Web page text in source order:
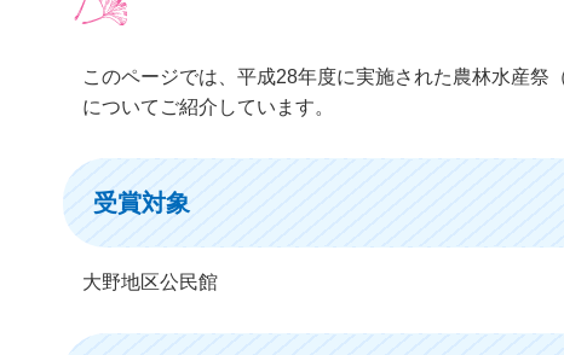
このページでは、平成28年度に実施された農林水産
についてご紹介しています。
受賞対象
大野地区公民館